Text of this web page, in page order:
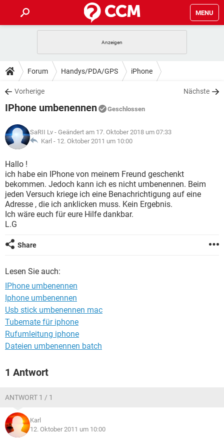
MENU
ANDROID IOS
WINDOWS 10
WHATSAPP TIKTOK
FACEBOOK
TIPPS & TRICKS
SPIELE STREAMING
WHATSAPP TIKTOK
FACEBOOK
DOWNLOADS
SPIELE STREAMING
ANDROID
WINDOWS 10 INSTAGRAM
WHATSAPP
FACEBOOK HARDWARE
SPIELE STREAMING
ANDROID
WINDOWS 10
WHATSAPP TIKTOK
FACEBOOK HARDWARE
LEXIKON
SPIELE
ANDROID IOS
WINDOWS 10 INSTAGRAM
WHATSAPP TIKTOK
FACEBOOK
Forum Handys/PDA/GPS iPhone
Vorherige Nächste
IPhone umbenennen Geschlossen
SaRII Lv - Geändert am 17. Oktober 2018 um 07:33
Karl - 12. Oktober 2011 um 10:00
Hallo !
ich habe ein IPhone von meinem Freund geschenkt
bekommen. Jedoch kann ich es nicht umbenennen. Beim
jeden Versuch kriege ich eine Benachrichtigung auf eine
Adresse , die ich anklicken muss. Kein Ergebnis.
Ich wäre euch für eure Hilfe dankbar.
L.G
Share
Lesen Sie auch:
IPhone umbenennen
Iphone umbenennen
Usb stick umbenennen mac
Tubemate für iphone
Rufumleitung iphone
Dateien umbenennen batch
1 Antwort
ANTWORT 1 / 1
Karl
12. Oktober 2011 um 10:00